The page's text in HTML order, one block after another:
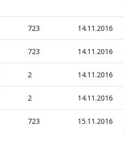
723 14.11.2016
723 14.11.2016
2 14.11.2016
2 14.11.2016
723 15.11.2016